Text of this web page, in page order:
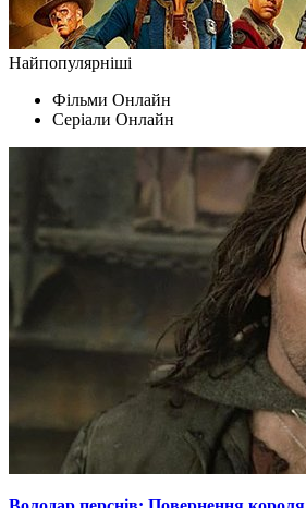
Найпопулярніші
Фільми Oнлайн
Серіали Oнлайн